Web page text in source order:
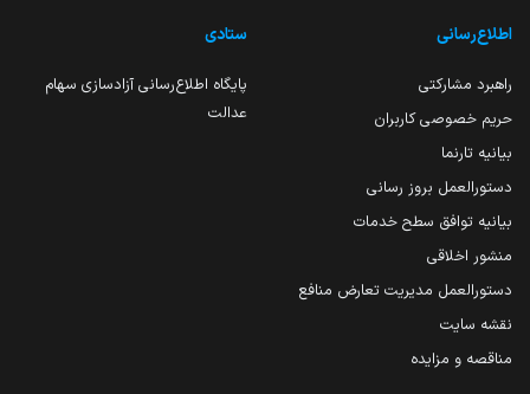
اطلاع‌رسانی
راهبرد مشارکتی
حریم خصوصی کاربران
بیانیه تارنما
دستورالعمل بروز رسانی
بیانیه توافق سطح خدمات
منشور اخلاقی
دستورالعمل مدیریت تعارض منافع
نقشه سایت
مناقصه و مزایده
ستادی
پایگاه اطلاع‌رسانی آزادسازی سهام
عدالت